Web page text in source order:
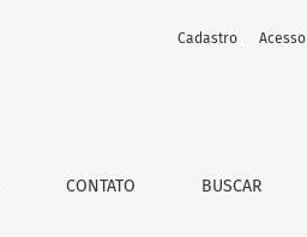
CONTATO BUSCAR
Cadastro Acesso